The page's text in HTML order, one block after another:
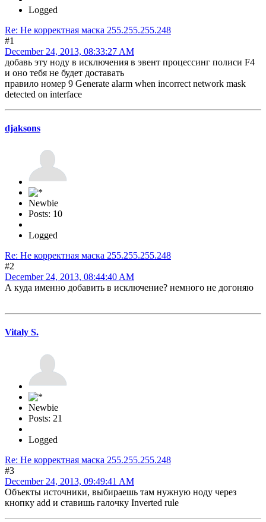
Logged
Re: Не корректная маска 255.255.255.248
#1
December 24, 2013, 08:33:27 AM
добавь эту ноду в исключения в эвент процессинг полиси F4
и оно тебя не будет доставать
правило номер 9 Generate alarm when incorrect network mask
detected on interface
djaksons
Newbie
Posts: 10
Logged
Re: Не корректная маска 255.255.255.248
#2
December 24, 2013, 08:44:40 AM
А куда именно добавить в исключение? немного не догоняю
Vitaly S.
Newbie
Posts: 21
Logged
Re: Не корректная маска 255.255.255.248
#3
December 24, 2013, 09:49:41 AM
Объекты источники, выбираешь там нужную ноду через
кнопку add и ставишь галочку Inverted rule